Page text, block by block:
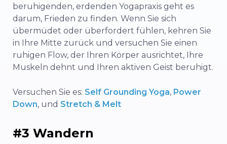
beruhigenden, erdenden Yogapraxis geht es
darum, Frieden zu finden. Wenn Sie sich
übermüdet oder überfordert fühlen, kehren Sie
in Ihre Mitte zurück und versuchen Sie einen
ruhigen Flow, der Ihren Körper ausrichtet, Ihre
Muskeln dehnt und Ihren aktiven Geist beruhigt.
Versuchen Sie es: Self Grounding Yoga, Power
Down, und Stretch & Melt
#3 Wandern